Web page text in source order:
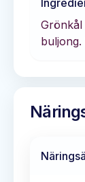
Grönkål
buljong.